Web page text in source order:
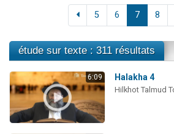
5 6 7 8
étude sur texte : 311 résultats
6:09 Halakha 4
Hilkhot Talmud